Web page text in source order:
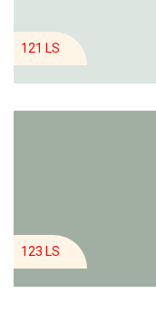
121 LS
123 LS